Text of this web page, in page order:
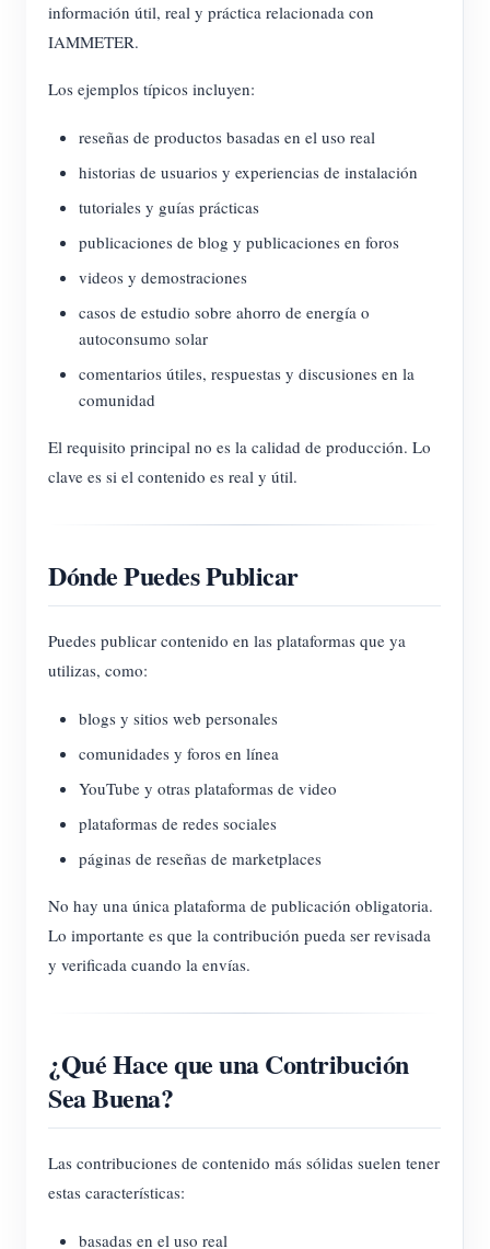
información útil, real y práctica relacionada con
IAMMETER.
Los ejemplos típicos incluyen:
reseñas de productos basadas en el uso real
historias de usuarios y experiencias de instalación
tutoriales y guías prácticas
publicaciones de blog y publicaciones en foros
videos y demostraciones
casos de estudio sobre ahorro de energía o
autoconsumo solar
comentarios útiles, respuestas y discusiones en la
comunidad
El requisito principal no es la calidad de producción. Lo
clave es si el contenido es real y útil.
Dónde Puedes Publicar
Puedes publicar contenido en las plataformas que ya
utilizas, como:
blogs y sitios web personales
comunidades y foros en línea
YouTube y otras plataformas de video
plataformas de redes sociales
páginas de reseñas de marketplaces
No hay una única plataforma de publicación obligatoria.
Lo importante es que la contribución pueda ser revisada
y verificada cuando la envías.
¿Qué Hace que una Contribución
Sea Buena?
Las contribuciones de contenido más sólidas suelen tener
estas características:
basadas en el uso real